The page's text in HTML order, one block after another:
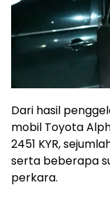
Dari hasil
mobil Toyota
2451 KYR,
serta beberapa
perkara.